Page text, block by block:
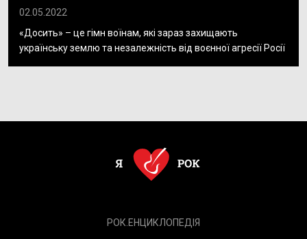
02.05.2022
«Досить» – це гімн воїнам, які зараз захищають
українську землю та незалежність від воєнної агресії Росії
РОК.ЕНЦИКЛОПЕДІЯ